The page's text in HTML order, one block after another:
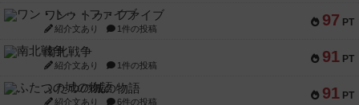
97 PT
ワン・トゥ・ファイブ
紹介文あり 1件の投稿
91 PT
南北戦争
紹介文あり 1件の投稿
91 PT
ふたつの城の物語
紹介文あり 6件の投稿